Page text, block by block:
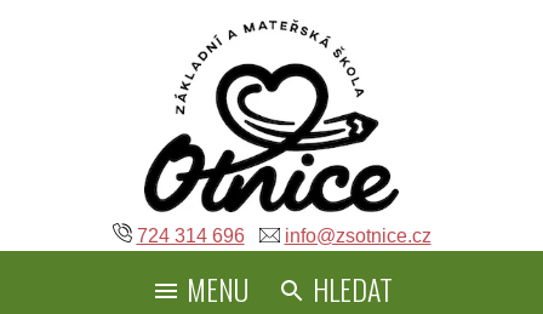
724 314 696 info@zsotnice.cz
MENU HLEDAT